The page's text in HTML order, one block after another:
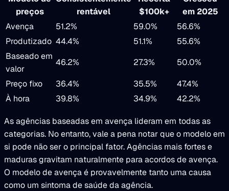
preços
rentável
$100k+
em 2025
Avença
51.2% 59.0%
56.6%
Produtizado 44.4% 51.1%
55.6%
Baseado em
valor
46.2% 27.3%
50.0%
Preço fixo
36.4% 35.5%
47.4%
À hora
39.8% 34.9% 42.2%
As agências baseadas em avença lideram em todas as
categorias. No entanto, vale a pena notar que o modelo em
si pode não ser o principal fator. Agências mais fortes e
maduras gravitam naturalmente para acordos de avença.
O modelo de avença é provavelmente tanto uma causa
como um sintoma de saúde da agência.